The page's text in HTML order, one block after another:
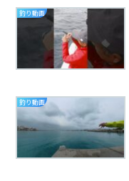
釣り動画
釣り動画